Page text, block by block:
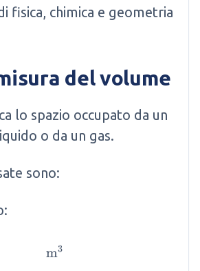
fisica, chimica e geometria
del volume
lo spazio occupato da un
o da un gas.
sono:
\mathrm{m}^3
m3